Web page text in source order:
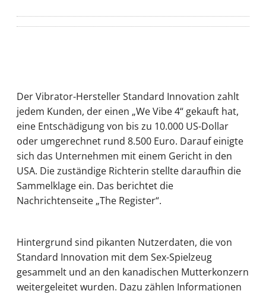
Der Vibrator-Hersteller Standard Innovation zahlt
jedem Kunden, der einen „We Vibe 4“ gekauft hat,
eine Entschädigung von bis zu 10.000 US-Dollar
oder umgerechnet rund 8.500 Euro. Darauf einigte
sich das Unternehmen mit einem Gericht in den
USA. Die zuständige Richterin stellte daraufhin die
Sammelklage ein. Das berichtet die
Nachrichtenseite „The Register“.
Hintergrund sind pikanten Nutzerdaten, die von
Standard Innovation mit dem Sex-Spielzeug
gesammelt und an den kanadischen Mutterkonzern
weitergeleitet wurden. Dazu zählen Informationen